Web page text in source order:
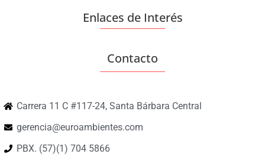
Enlaces de Interés
Contacto
Carrera 11 C #117-24, Santa Bárbara Central
gerencia@euroambientes.com
PBX. (57)(1) 704 5866